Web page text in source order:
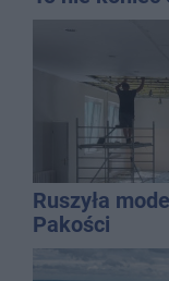
Ruszyła
Pakości